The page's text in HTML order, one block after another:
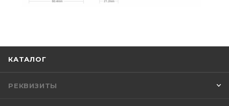
КАТАЛОГ
РЕКВИЗИТЫ